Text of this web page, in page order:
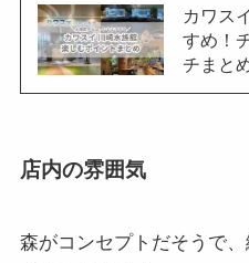
カワス
すめ！
チまと
店内の雰囲気
森がコンセプトだそうで